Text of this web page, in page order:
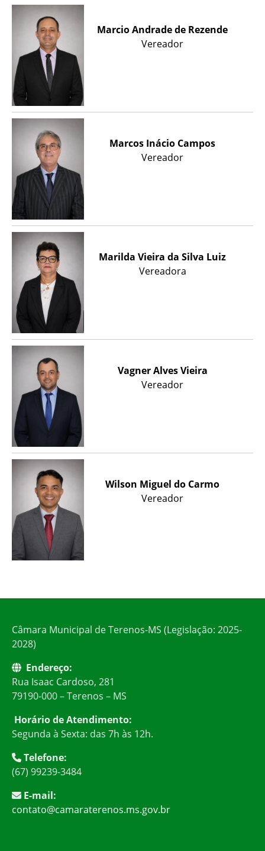
Marcio Andrade de Rezende
Vereador
Marcos Inácio Campos
Vereador
Marilda Vieira da Silva Luiz
Vereadora
Vagner Alves Vieira
Vereador
Wilson Miguel do Carmo
Vereador
Câmara Municipal de Terenos-MS (Legislação: 2025-
2028)
Endereço:
Rua Isaac Cardoso, 281
79190-000 – Terenos – MS
Horário de Atendimento:
Segunda à Sexta: das 7h às 12h.
Telefone:
(67) 99239-3484
E-mail:
contato@camaraterenos.ms.gov.br